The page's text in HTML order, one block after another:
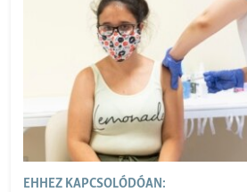
EHHEZ KAPCSOLÓDÓAN: